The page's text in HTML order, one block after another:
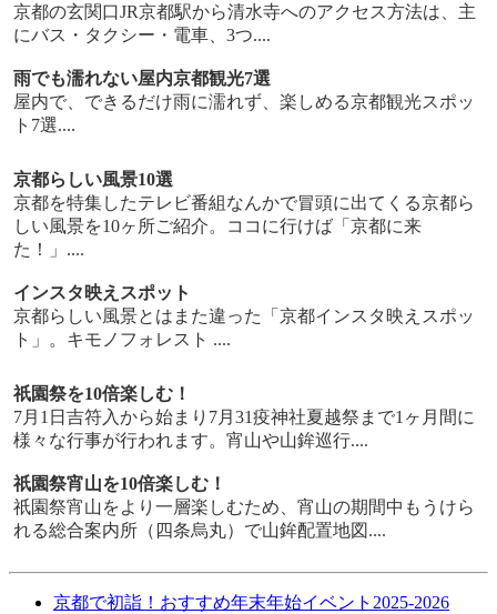
京都の玄関口JR京都駅から清水寺へのアクセス方法は、主
にバス・タクシー・電車、3つ....
雨でも濡れない屋内京都観光7選
屋内で、できるだけ雨に濡れず、楽しめる京都観光スポッ
ト7選....
京都らしい風景10選
京都を特集したテレビ番組なんかで冒頭に出てくる京都ら
しい風景を10ヶ所ご紹介。ココに行けば「京都に来
た！」....
インスタ映えスポット
京都らしい風景とはまた違った「京都インスタ映えスポッ
ト」。キモノフォレスト ....
祇園祭を10倍楽しむ！
7月1日吉符入から始まり7月31疫神社夏越祭まで1ヶ月間に
様々な行事が行われます。宵山や山鉾巡行....
祇園祭宵山を10倍楽しむ！
祇園祭宵山をより一層楽しむため、宵山の期間中もうけら
れる総合案内所（四条烏丸）で山鉾配置地図....
京都で初詣！おすすめ年末年始イベント2025-2026